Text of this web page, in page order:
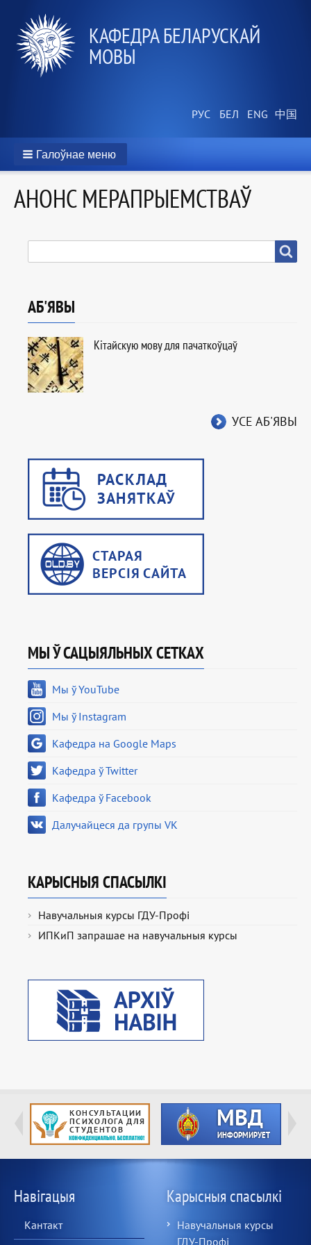
КАФЕДРА БЕЛАРУСКАЙ
МОВЫ
Галоўнае меню
АНОНС МЕРАПРЫЕМСТВАЎ
АБ'ЯВЫ
Кітайскую мову для пачаткоўцаў
УСЕ АБ'ЯВЫ
МЫ Ў САЦЫЯЛЬНЫХ СЕТКАХ
Мы ў YouTube
Мы ў Instagram
Кафедра на Google Maps
Кафедра ў Twitter
Кафедра ў Facebook
Далучайцеся да групы VK
КАРЫСНЫЯ СПАСЫЛКІ
Навучальныя курсы ГДУ-Профі
ИПКиП запрашае на навучальныя курсы
Навігацыя
Кантакт
Карысныя спасылкі
Навучальныя курсы
ГДУ-Профі